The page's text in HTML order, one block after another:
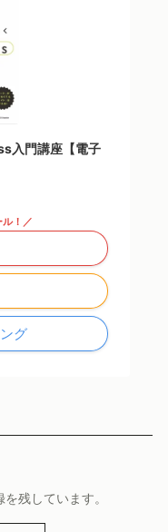
入門講座【電子
！／
グ
残しています。